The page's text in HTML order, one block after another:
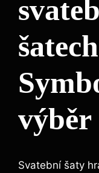
výběr
Svatební šaty